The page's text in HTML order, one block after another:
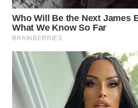
WN
TANGERANG
WN
BINJAI
WN
CIREBON